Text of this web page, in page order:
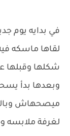
في بدايه يوم
لقاها ماسكه
شكلها وقبلها
وبعدها بدأ
ميصحهاش
لغرفة ملابسه